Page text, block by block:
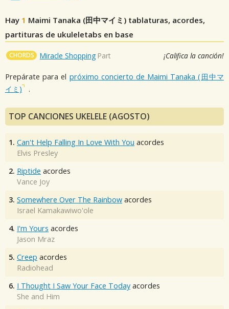
Hay 1 Maimi Tanaka (田中マイミ) tablaturas, acordes,
partituras de ukuleletabs en base
CHORDS Miracle Shopping Part ¡Califica la canción!
Prepárate para el próximo concierto de Maimi Tanaka (田中マ
イミ)
.
TOP CANCIONES UKELELE (AGOSTO)
1. Can't Help Falling In Love With You acordes
Elvis Presley
2. Riptide acordes
Vance Joy
3. Somewhere Over The Rainbow acordes
Israel Kamakawiwo'ole
4. I'm Yours acordes
Jason Mraz
5. Creep acordes
Radiohead
6. I Thought I Saw Your Face Today acordes
She and Him